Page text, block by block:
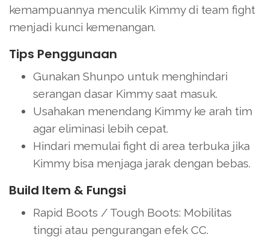
kemampuannya menculik Kimmy di team fight
menjadi kunci kemenangan.
Tips Penggunaan
Gunakan Shunpo untuk menghindari
serangan dasar Kimmy saat masuk.
Usahakan menendang Kimmy ke arah tim
agar eliminasi lebih cepat.
Hindari memulai fight di area terbuka jika
Kimmy bisa menjaga jarak dengan bebas.
Build Item & Fungsi
Rapid Boots / Tough Boots: Mobilitas
tinggi atau pengurangan efek CC.